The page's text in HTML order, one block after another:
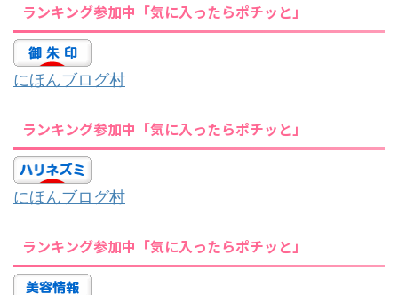
ランキング参加中「気に入ったらポチッと」
にほんブログ村
ランキング参加中「気に入ったらポチッと」
にほんブログ村
ランキング参加中「気に入ったらポチッと」